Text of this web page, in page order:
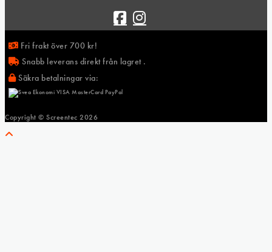
Fri frakt över 700 kr!
Snabb leverans direkt från lagret .
Säkra betalningar via:
Copyright © Screentec 2026